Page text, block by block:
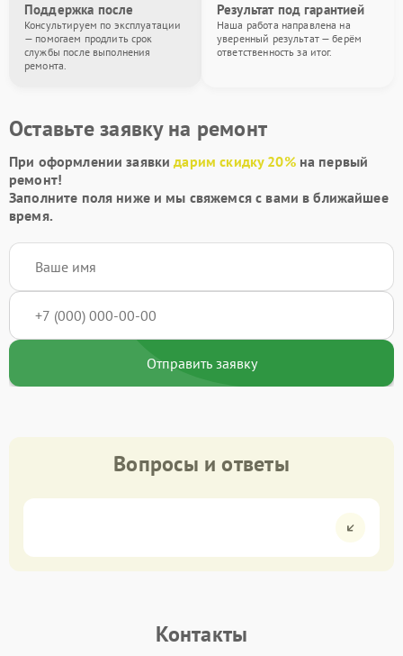
Поддержка после
Консультируем по эксплуатации
— помогаем продлить срок
службы после выполнения
ремонта.
Результат под гарантией
Наша работа направлена на
уверенный результат — берём
ответственность за итог.
Оставьте заявку на ремонт
При оформлении заявкидарим скидку 20%на первый
ремонт!
Заполните поля ниже и мы свяжемся с вами в ближайшее
время.
Отправить заявку
Вопросы и ответы
Контакты